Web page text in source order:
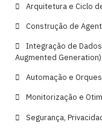
Arquitetura e Ciclo
Construção de
Integração de
Augmented Generation)
Automação e
Monitorização e
Segurança,